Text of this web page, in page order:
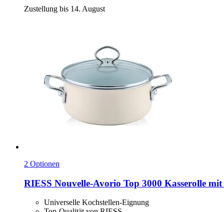
Zustellung bis 14. August
2 Optionen
RIESS Nouvelle-​Avorio Top 3000 Kasserolle mit
Universelle Kochstellen-Eignung